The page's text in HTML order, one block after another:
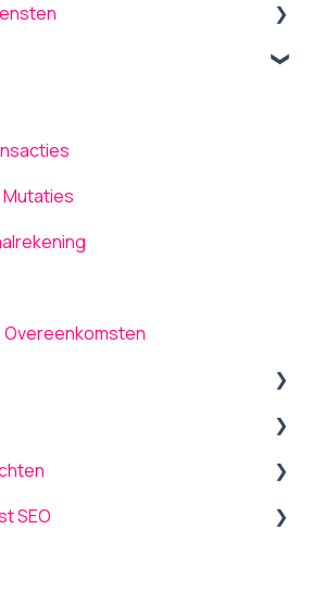
updates / herstellen
Video
8
voor webdesigners
SEO